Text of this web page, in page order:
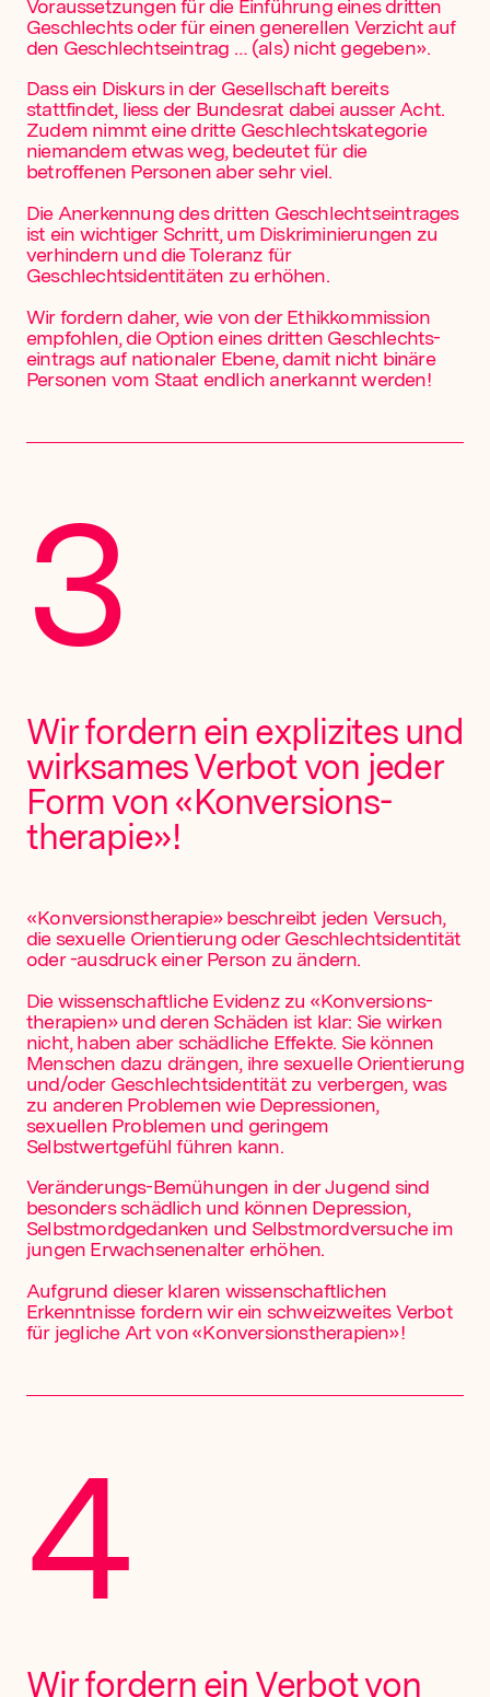
Voraussetzungen für die Einführung eines dritten
Geschlechts oder für einen generellen Verzicht auf
den Geschlechtseintrag … (als) nicht gegeben».
Dass ein Diskurs in der Gesellschaft bereits
stattfindet, liess der Bundesrat dabei ausser Acht.
Zudem nimmt eine dritte Geschlechtskategorie
niemandem etwas weg, bedeutet für die
betroffenen Personen aber sehr viel.
Die Anerkennung des dritten Geschlechts­eintrages
ist ein wichtiger Schritt, um Diskriminierungen zu
verhindern und die Toleranz für
Geschlechtsidentitäten zu erhöhen.
Wir fordern daher, wie von der Ethikkommission
empfohlen, die Option eines dritten Geschlechts­
eintrags auf nationaler Ebene, damit nicht binäre
Personen vom Staat endlich anerkannt werden!
3
Wir fordern ein explizites und
wirksames Verbot von jeder
Form von «Konversions­
therapie»!
«Konversionstherapie» beschreibt jeden Versuch,
die sexuelle Orientierung oder Geschlechts­identität
oder -ausdruck einer Person zu ändern.
Die wissen­schaftliche Evidenz zu «Konversions­­
therapien» und deren Schäden ist klar: Sie wirken
nicht, haben aber schädliche Effekte. Sie können
Menschen dazu drängen, ihre sexuelle Orientierung
und/oder Geschlechtsidentität zu verbergen, was
zu anderen Problemen wie Depressionen,
sexuellen Problemen und geringem
Selbstwertgefühl führen kann.
Veränderungs-Bemühungen in der Jugend sind
besonders schädlich und können Depression,
Selbstmord­gedanken und Selbstmordversuche im
jungen Erwachsenenalter erhöhen.
Aufgrund dieser klaren wissen­schaftlichen
Erkenntnisse fordern wir ein schweizweites Verbot
für jegliche Art von «Konversions­­therapien»!
4
Wir fordern ein Verbot von